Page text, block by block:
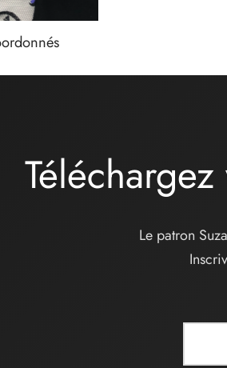
Le patron